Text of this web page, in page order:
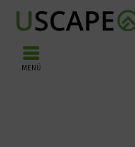
MENÜ